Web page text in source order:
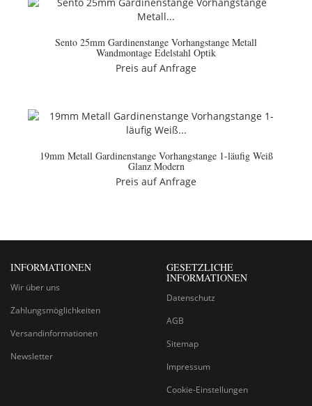
Sento 25mm Gardinenstange Vorhangstange Metall
Wandmontage Edelstahl Optik
Preis auf Anfrage
19mm Metall Gardinenstange Vorhangstange 1-läufig Weiß
Glanz Modern
Preis auf Anfrage
INFORMATIONEN
Wir über uns
Zahlungsmöglichkeiten
Versandinformationen
Newsletter
GESETZLICHE
INFORMATIONEN
Datenschutz
AGB
Sitemap
Impressum
Cookie-Einstellungen